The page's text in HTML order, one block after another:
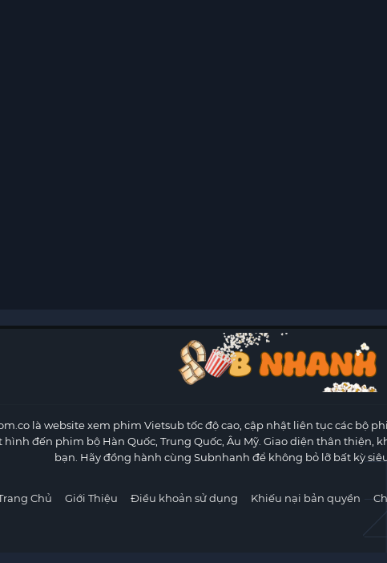
là website xem phim Vietsub tốc độ cao, cập nhật liên tục các bộ
đến phim bộ Hàn Quốc, Trung Quốc, Âu Mỹ. Giao diện thân
bạn. Hãy đồng hành cùng Subnhanh để không bỏ lỡ bất kỳ
Chủ Giới Thiệu Điều khoản sử dụng Khiếu nại bản quyền